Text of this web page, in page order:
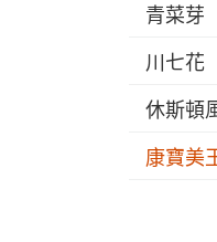
青菜芽
川七花
休斯頓
康寶美